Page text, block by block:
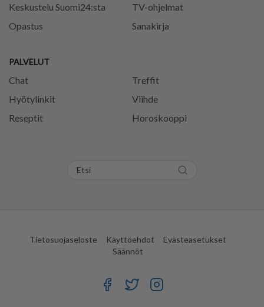
Keskustelu Suomi24:sta
Opastus
PALVELUT
Chat
Treffit
Hyötylinkit
Viihde
Reseptit
Horoskooppi
TV-ohjelmat
Sanakirja
Tietosuojaseloste Käyttöehdot
Evästeasetukset
Säännöt